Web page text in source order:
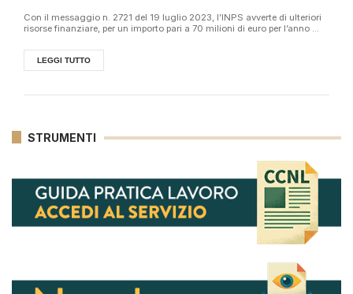
Con il messaggio n. 2721 del 19 luglio 2023, l’INPS avverte di ulteriori
risorse finanziare, per un importo pari a 70 milioni di euro per l’anno ...
LEGGI TUTTO
STRUMENTI